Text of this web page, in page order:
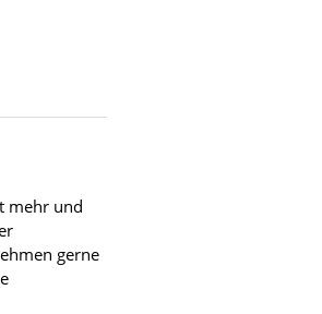
mehr und
gerne